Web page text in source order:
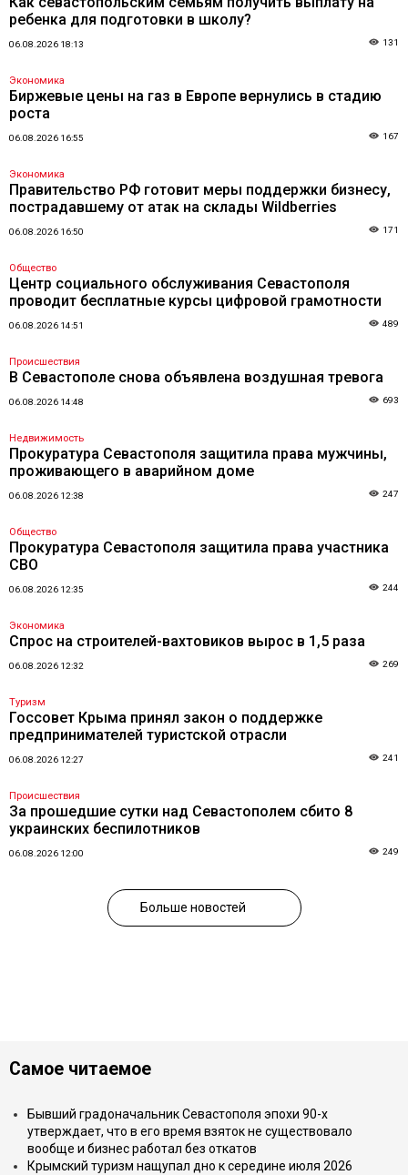
ребенка для подготовки в школу?
06.08.2026 18:13 131
Экономика
Биржевые цены на газ в Европе вернулись в стадию
роста
06.08.2026 16:55 167
Экономика
Правительство РФ готовит меры поддержки бизнесу,
пострадавшему от атак на склады Wildberries
06.08.2026 16:50 171
Общество
Центр социального обслуживания Севастополя
проводит бесплатные курсы цифровой грамотности
06.08.2026 14:51 489
Происшествия
В Севастополе снова объявлена воздушная тревога
06.08.2026 14:48 693
Недвижимость
Прокуратура Севастополя защитила права мужчины,
проживающего в аварийном доме
06.08.2026 12:38 247
Общество
Прокуратура Севастополя защитила права участника
СВО
06.08.2026 12:35 244
Экономика
Спрос на строителей-вахтовиков вырос в 1,5 раза
06.08.2026 12:32 269
Туризм
Госсовет Крыма принял закон о поддержке
предпринимателей туристской отрасли
06.08.2026 12:27 241
Происшествия
За прошедшие сутки над Севастополем сбито 8
украинских беспилотников
06.08.2026 12:00 249
Больше новостей
Самое читаемое
Бывший градоначальник Севастополя эпохи 90-х
утверждает, что в его время взяток не существовало
вообще и бизнес работал без откатов
Крымский туризм нащупал дно к середине июля 2026